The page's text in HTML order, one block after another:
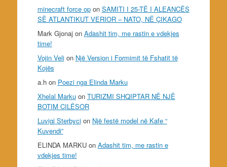
minecraft force opon SAMITI I 25-TË I ALEANCËS
SË ATLANTIKUT VERIOR – NATO, NË ÇIKAGO
Mark Gjonaj on Adashit tim, me rastin e vdekjes
time!
Vojin Velion Një Version i Formimit të Fshatit të
Kojës
a.hon Poezi nga Elinda Marku
Xhelal Markuon TURIZMI SHQIPTAR NË NJË
BOTIM CILËSOR
Luvigj Sterbycion Një festë model në Kafe “
Kuvendi”
ELINDA MARKUon Adashit tim, me rastin e
vdekjes time!